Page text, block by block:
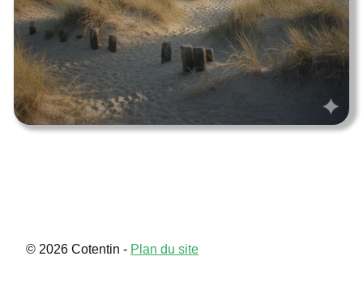
© 2026 Cotentin - Plan du site